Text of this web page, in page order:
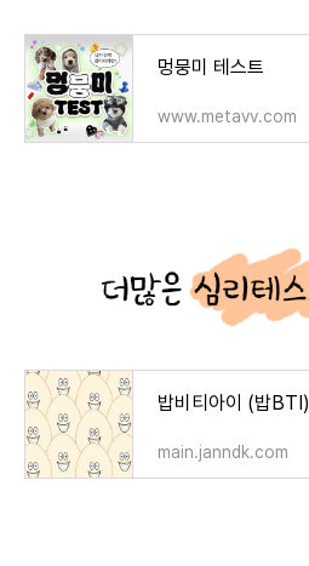
멍뭉미 테스트
www.metavv.com
밥비티아이 (밥BTI)
main.janndk.com